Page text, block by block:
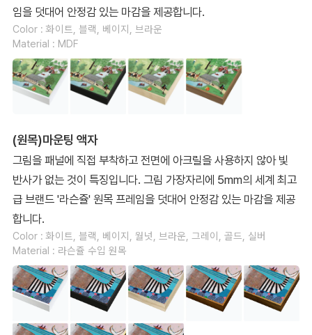
임을 덧대어 안정감 있는 마감을 제공합니다.
Color : 화이트, 블랙, 베이지, 브라운
Material : MDF
(원목)마운팅 액자
그림을 패널에 직접 부착하고 전면에 아크릴을 사용하지 않아 빛
반사가 없는 것이 특징입니다. 그림 가장자리에 5mm의 세계 최고
급 브랜드 '라슨쥴' 원목 프레임을 덧대어 안정감 있는 마감을 제공
합니다.
Color : 화이트, 블랙, 베이지, 월넛, 브라운, 그레이, 골드, 실버
Material : 라슨쥴 수입 원목